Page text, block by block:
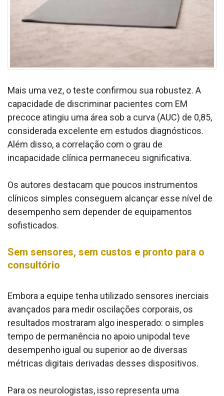
Mais uma vez, o teste confirmou sua robustez. A
capacidade de discriminar pacientes com EM
precoce atingiu uma área sob a curva (AUC) de 0,85,
considerada excelente em estudos diagnósticos.
Além disso, a correlação com o grau de
incapacidade clínica permaneceu significativa.
Os autores destacam que poucos instrumentos
clínicos simples conseguem alcançar esse nível de
desempenho sem depender de equipamentos
sofisticados.
Sem sensores, sem custos e pronto para o
consultório
Embora a equipe tenha utilizado sensores inerciais
avançados para medir oscilações corporais, os
resultados mostraram algo inesperado: o simples
tempo de permanência no apoio unipodal teve
desempenho igual ou superior ao de diversas
métricas digitais derivadas desses dispositivos.
Para os neurologistas, isso representa uma